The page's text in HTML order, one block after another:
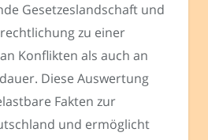
Gesetzeslandschaft und
zu einer
Konflikten als auch an
Diese Auswertung
Fakten zur
und ermöglicht